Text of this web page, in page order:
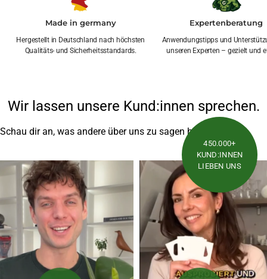
Made in germany
Hergestellt in Deutschland nach höchsten
Qualitäts- und Sicherheitsstandards.
Expertenberatung
Anwendungstipps und
unseren Experten – gezielt und
Wir lassen unsere Kund:innen sprechen.
Schau dir an, was andere über uns zu sagen haben
450.000+
KUND:INNEN
LIEBEN UNS